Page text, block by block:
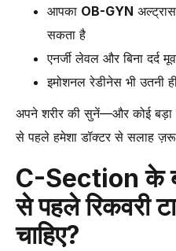
आपका OB-GYN
सकता है
एनर्जी लेवल और बिना दर्द
इमोशनल रेडीनेस भी उतनी
अपने शरीर की सुनें—और कोई बड़ा
से पहले हमेशा डॉक्टर से सलाह
C-Section के
से पहले रिकवरी
चाहिए?